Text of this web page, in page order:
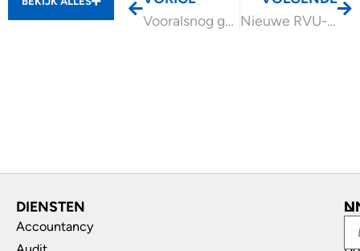
Vooralsnog geen btw over pensioenpremie
Nieuwe RVU-regelingen vanaf 2026 en validatieproces
DIENSTEN
Accountancy